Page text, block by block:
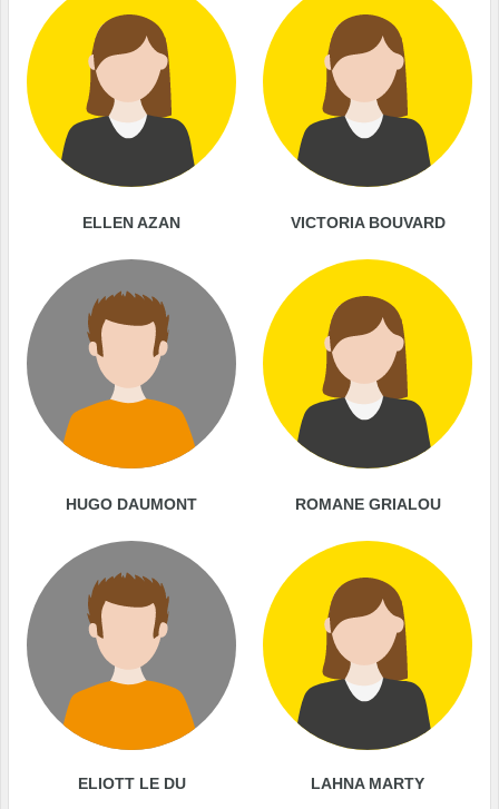
ELLEN AZAN VICTORIA BOUVARD
HUGO DAUMONT ROMANE GRIALOU
ELIOTT LE DU LAHNA MARTY